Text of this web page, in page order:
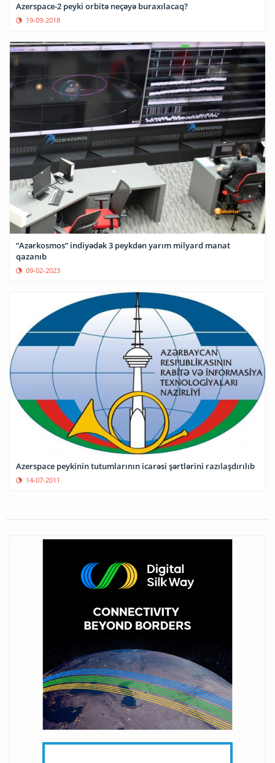
Azerspace-2 peyki orbitə neçəyə buraxılacaq?
19-09-2018
“Azərkosmos” indiyədək 3 peykdən yarım milyard manat
qazanıb
09-02-2023
Azerspace peykinin tutumlarının icarəsi şərtlərini razılaşdırılıb
14-07-2011